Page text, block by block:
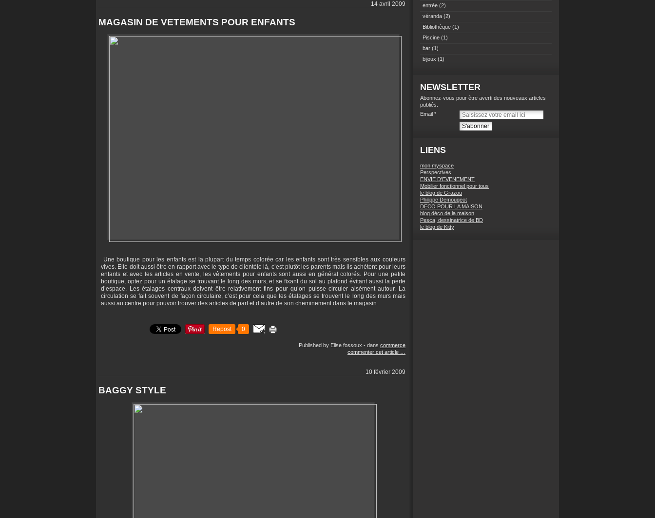
14 avril 2009
MAGASIN DE VETEMENTS POUR ENFANTS
Une boutique pour les enfants est la plupart du temps colorée car les enfants sont très sensibles aux couleurs
vives. Elle doit aussi être en rapport avec le type de clientèle là, c’est plutôt les parents mais ils achètent pour leurs
enfants et avec les articles en vente, les vêtements pour enfants sont aussi en général colorés. Pour une petite
boutique, optez pour un étalage se trouvant le long des murs, et se fixant du sol au plafond évitant aussi la perte
d’espace. Les étalages centraux doivent être relativement fins pour qu’on puisse circuler aisément autour. La
circulation se fait souvent de façon circulaire, c’est pour cela que les étalages se trouvent le long des murs mais
aussi au centre pour pouvoir trouver des articles de part et d’autre de son cheminement dans le magasin.
Repost 0
Published by Elise fossoux - dans commerce
commenter cet article
10 février 2009
BAGGY STYLE
entrée (2)
véranda (2)
Bibliothèque (1)
Piscine (1)
bar (1)
bijoux (1)
NEWSLETTER
Abonnez-vous pour être averti des nouveaux articles
publiés.
Email
LIENS
mon myspace
Perspectives
ENVIE D'EVENEMENT
Mobilier fonctionnel pour tous
le blog de Grazou
Philippe Demougeot
DECO POUR LA MAISON
blog déco de la maison
Pesca, dessinatrice de BD
le blog de Kitty